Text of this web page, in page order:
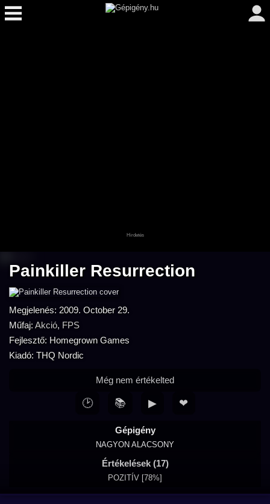
Painkiller Resurrection
Megjelenés: 2009. October 29.
Műfaj: Akció, FPS
Fejlesztő: Homegrown Games
Kiadó: THQ Nordic
Gépigény
NAGYON ALACSONY
Értékelések (17)
POZITÍV [78%]
Még nem értékelted
🕑 📚 ▶ ❤